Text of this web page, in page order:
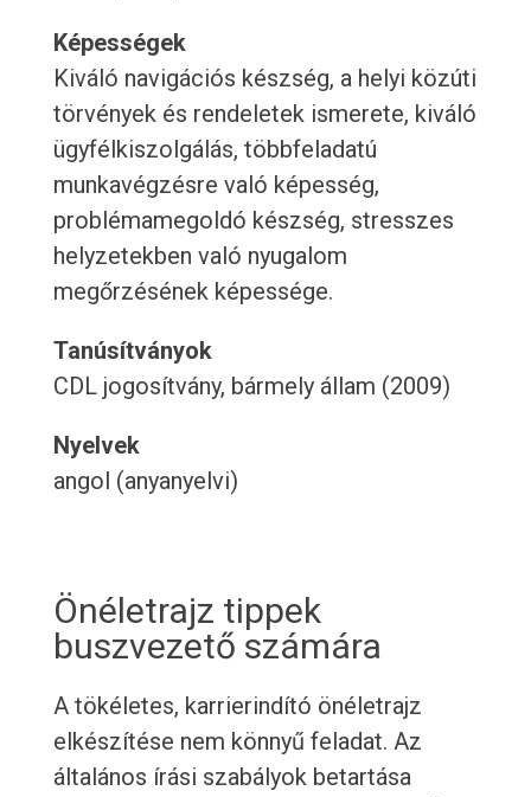
Képességek
Kiváló navigációs készség, a helyi közúti
törvények és rendeletek ismerete, kiváló
ügyfélkiszolgálás, többfeladatú
munkavégzésre való képesség,
problémamegoldó készség, stresszes
helyzetekben való nyugalom
megőrzésének képessége.
Tanúsítványok
CDL jogosítvány, bármely állam (2009)
Nyelvek
angol (anyanyelvi)
Önéletrajz tippek
buszvezető számára
A tökéletes, karrierindító önéletrajz
elkészítése nem könnyű feladat. Az
általános írási szabályok betartása